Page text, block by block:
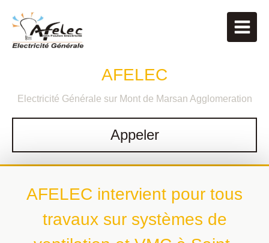
AFELEC
Electricité Générale sur Mont de Marsan Agglomeration
Appeler
AFELEC intervient pour tous
travaux sur systèmes de